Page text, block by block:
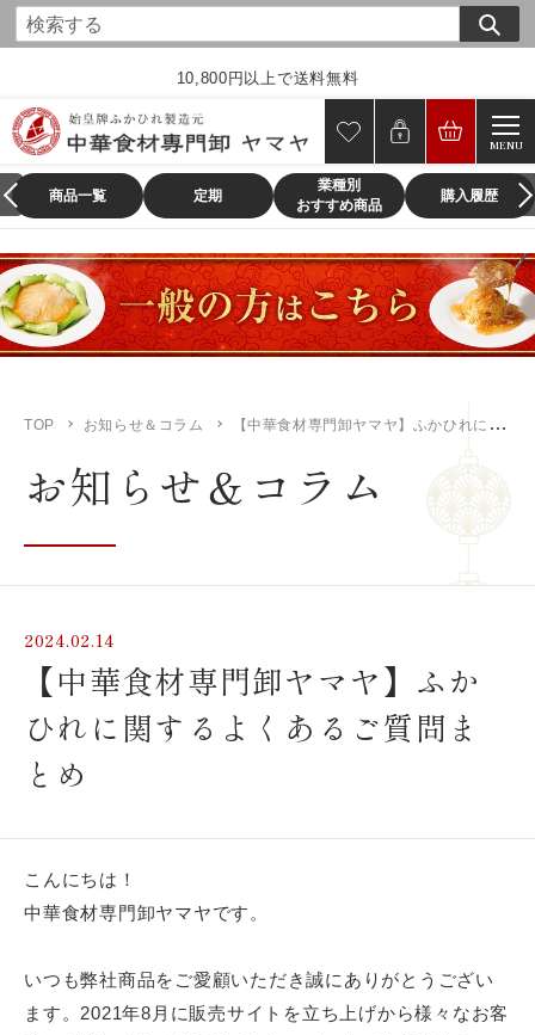
コ
ン
ツ
ス
キ
ッ
プ
す
る
10,800円以上で送料無料
MENU
商品一覧 定期
業種別
おすすめ商品
購入履歴
TOP お知らせ＆コラム 【中華食材専門卸ヤマヤ】ふかひれに関するよくあるご質問まとめ
お知らせ＆コラム
2024.02.14
【中華食材専門卸ヤマヤ】ふか
ひれに関するよくあるご質問ま
とめ
こんにちは！
中華食材専門卸ヤマヤです。
いつも弊社商品をご愛顧いただき誠にありがとうござい
ます。2021年8月に販売サイトを立ち上げから様々なお客